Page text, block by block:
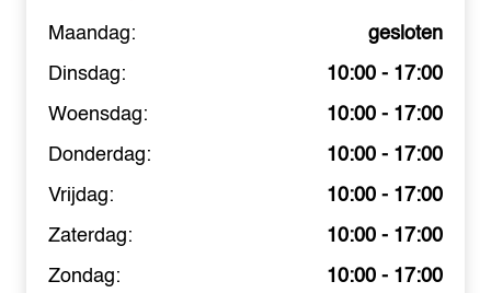
Maandag:
gesloten
Dinsdag:
10:00 - 17:00
Woensdag:
10:00 - 17:00
Donderdag:
10:00 - 17:00
Vrijdag:
10:00 - 17:00
Zaterdag:
10:00 - 17:00
Zondag:
10:00 - 17:00